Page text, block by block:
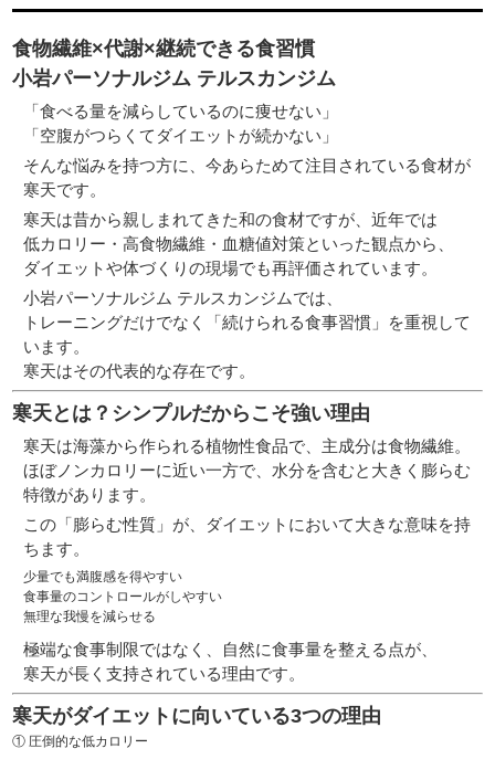
食物繊維×代謝×継続できる食習慣
小岩パーソナルジム テルスカンジム
「食べる量を減らしているのに痩せない」
「空腹がつらくてダイエットが続かない」
そんな悩みを持つ方に、今あらためて注目されている食材が
寒天です。
寒天は昔から親しまれてきた和の食材ですが、近年では
低カロリー・高食物繊維・血糖値対策といった観点から、
ダイエットや体づくりの現場でも再評価されています。
小岩パーソナルジム テルスカンジムでは、
トレーニングだけでなく「続けられる食事習慣」を重視して
います。
寒天はその代表的な存在です。
寒天とは？シンプルだからこそ強い理由
寒天は海藻から作られる植物性食品で、主成分は食物繊維。
ほぼノンカロリーに近い一方で、水分を含むと大きく膨らむ
特徴があります。
この「膨らむ性質」が、ダイエットにおいて大きな意味を持
ちます。
少量でも満腹感を得やすい
食事量のコントロールがしやすい
無理な我慢を減らせる
極端な食事制限ではなく、 自然に食事量を整える 点が、
寒天が長く支持されている理由です。
寒天がダイエットに向いている3つの理由
① 圧倒的な低カロリー